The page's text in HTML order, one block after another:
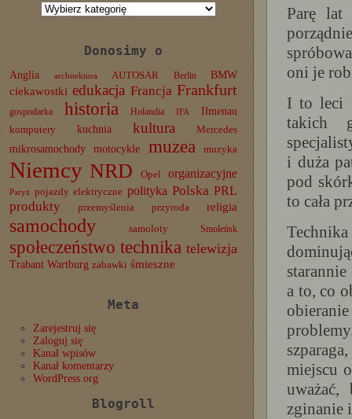
Kategorie
Donosimy o
Anglia architektura AUTOSAR Berlin BMW
ciekawostki edukacja Francja Frankfurt
gospodarka historia Holandia IFA
Ilmenau
komputery
kuchnia kultura Mercedes
mikrosamochody motocykle muzea muzyka
Niemcy NRD Opel organizacyjne
Paryż pojazdy elektryczne polityka Polska PRL
produkty
przemyślenia przyroda religia
samochody samoloty Smoleńsk
społeczeństwo technika telewizja
Trabant Wartburg zabawki śmieszne
Meta
Zarejestruj się
Zaloguj się
Kanał wpisów
Kanał komentarzy
WordPress.org
Blogroll
Parę lat
oni je
I to leci
takich
i duża
pod
to cała
a to, co
miejscu
uważać,
zginanie